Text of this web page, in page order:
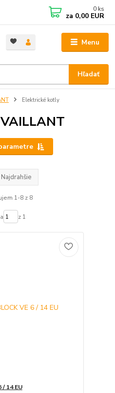
Menu
Hľadať
0 ks
za 0,00 EUR
Elektrické kotly
Najdrahšie
1-8 z 8
z 1
14 EU